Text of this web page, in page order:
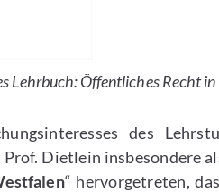
Lehrbuch: Öffentliches Recht
des
Dietlein insbesondere
“ hervorgetreten,